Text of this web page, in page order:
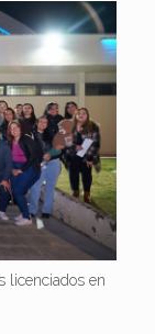
licenciados en